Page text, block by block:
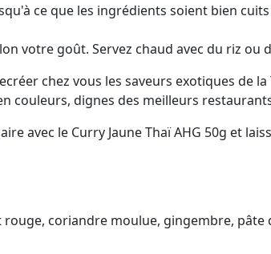
ce que les ingrédients soient bien
votre goût. Servez chaud avec du riz ou
chez vous les saveurs exotiques de
couleurs, dignes des meilleurs
avec le Curry Jaune Thaï AHG 50g et
coriandre moulue, gingembre,